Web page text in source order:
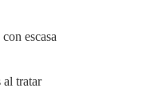
escasa
al tratar